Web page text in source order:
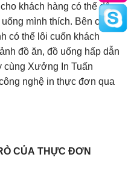
khách hàng có thể dễ
mình thích. Bên cạnh
có thể lôi cuốn khách
đồ ăn, đồ uống hấp dẫn
cùng Xưởng In Tuấn
nghệ in thực đơn qua
CỦA THỰC ĐƠN